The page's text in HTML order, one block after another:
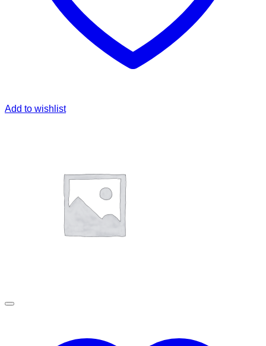
Add to wishlist